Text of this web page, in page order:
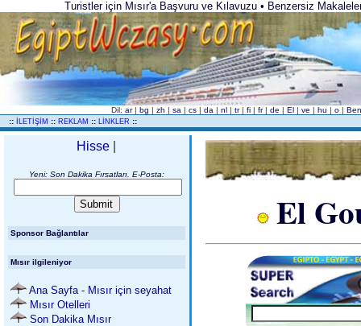
Turistler için Mısır'a Başvuru ve Kılavuzu • Benzersiz
Dil: ar | bg | zh | sa | cs | da | nl | tr | fi | fr | de | El | ve | hu | o |
:: İLETİŞİM :: REKLAM :: LİNKLER ::
Hisse
Yeni: Son Dakika Fırsatları. E-Posta:
Sponsor Bağlantılar
Mısır ilgileniyor
Ana Sayfa - Mısır için seyahat
Mısır Otelleri
Son Dakika Mısır
El